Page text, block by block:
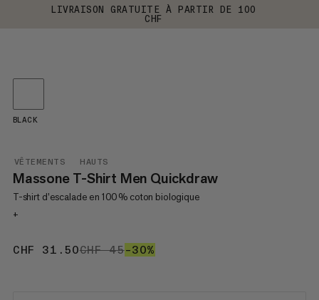
LIVRAISON GRATUITE À PARTIR DE 100
CHF
VÊTEMENTS HAUTS
Massone T-Shirt Men Quickdraw
T-shirt d’escalade en 100 % coton biologique
+
CHF 31.50CHF 31.50
CHF 45CHF 45
–30%
BLACK